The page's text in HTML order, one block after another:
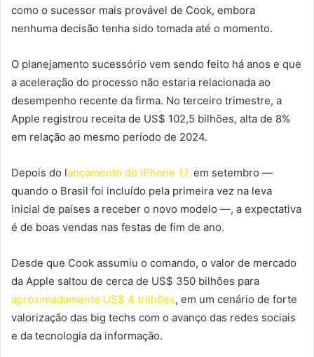
como o sucessor mais provável de Cook, embora
nenhuma decisão tenha sido tomada até o momento.
O planejamento sucessório vem sendo feito há anos e que
a aceleração do processo não estaria relacionada ao
desempenho recente da firma. No terceiro trimestre, a
Apple registrou receita de US$ 102,5 bilhões, alta de 8%
em relação ao mesmo período de 2024.
Depois do lançamento do iPhone 17, em setembro —
quando o Brasil foi incluído pela primeira vez na leva
inicial de países a receber o novo modelo —, a expectativa
é de boas vendas nas festas de fim de ano.
Desde que Cook assumiu o comando, o valor de mercado
da Apple saltou de cerca de US$ 350 bilhões para
aproximadamente US$ 4 trilhões, em um cenário de forte
valorização das big techs com o avanço das redes sociais
e da tecnologia da informação.